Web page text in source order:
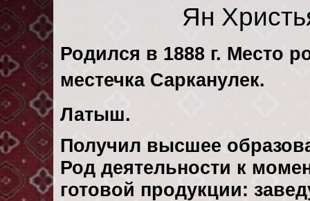
Ян
Родился в 1888 г. Место
местечка Сарканулек.
Латыш.
Получил высшее
Род деятельности к
готовой продукции: